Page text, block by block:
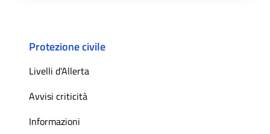
Protezione civile
Livelli d'Allerta
Avvisi criticità
Informazioni